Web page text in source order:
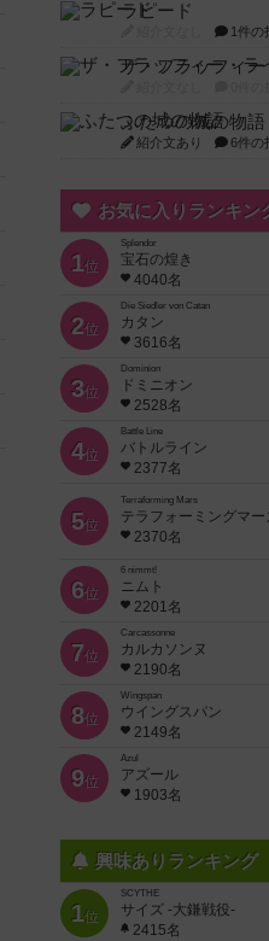
ラピード
1件の
ザ・フラッフィー
ふたつの城の物語
紹介文あり 6件の
お気に入りランキン
1位
Splendor
宝石の煌き
4040名
2位
Die Siedler von Catan
カタン
3616名
3位
Dominion
ドミニオン
2528名
4位
Battle Line
バトルライン
2377名
5位
Terraforming Mars
テラフォーミングマー
2370名
6位
6 nimmt!
ニムト
2201名
7位
Carcassonne
カルカソンヌ
2190名
8位
Wingspan
ウイングスパン
2149名
9位
Azul
アズール
1903名
興味ありランキング
1位
SCYTHE
サイズ -大鎌戦役-
2415名